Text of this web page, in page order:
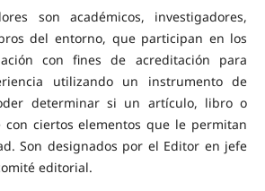
son académicos, investigadores,
del entorno, que participan en los
con fines de acreditación para
utilizando un instrumento de
determinar si un artículo, libro o
con ciertos elementos que le permitan
Son designados por el Editor en jefe
editorial.